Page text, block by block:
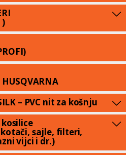
– PVC nit za košnju
kosilice
sajle, filteri,
vijci i dr.)